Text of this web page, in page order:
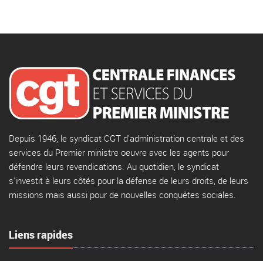
Depuis 1946, le syndicat CGT d'administration centrale et des
services du Premier ministre oeuvre avec les agents pour
défendre leurs revendications. Au quotidien, le syndicat
s'investit à leurs côtés pour la défense de leurs droits, de leurs
missions mais aussi pour de nouvelles conquêtes sociales.
Liens rapides